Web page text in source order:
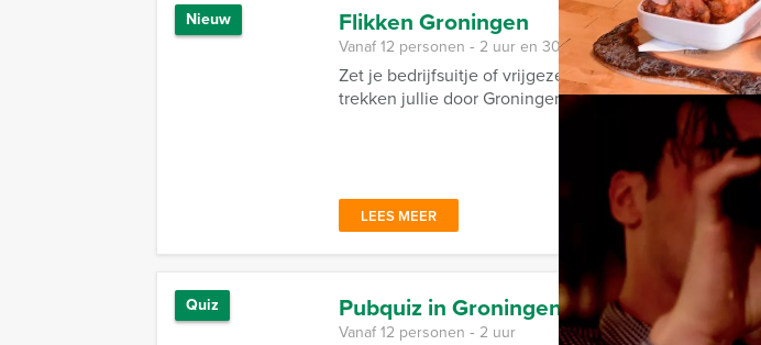
Flikken Groningen
Nieuw
Vanaf 12 personen ‐ 2 uur en 30 minuten
Zet je bedrijfsuitje of vrijgezellenfeest geheel in het
trekken jullie door Groningen om zo snel ...
LEES MEER
Pubquiz in Groningen
Quiz
Vanaf 12 personen ‐ 2 uur